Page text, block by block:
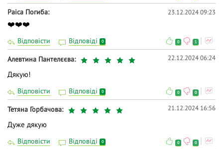
Раіса Погиба 23.12.2024 09:23
❤️❤️❤️
Відповісти Відповіді 0 0 1
Алевтина Пантелєєва 22.12.2024 06:24
Дякую!
Відповісти Відповіді 0 0 0
Тетяна Горбачова 21.12.2024 16:56
Дуже дякую
Відповісти Відповіді 0 0 0